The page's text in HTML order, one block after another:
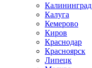
Калининград
Калуга
Кемерово
Киров
Краснодар
Красноярск
Липецк